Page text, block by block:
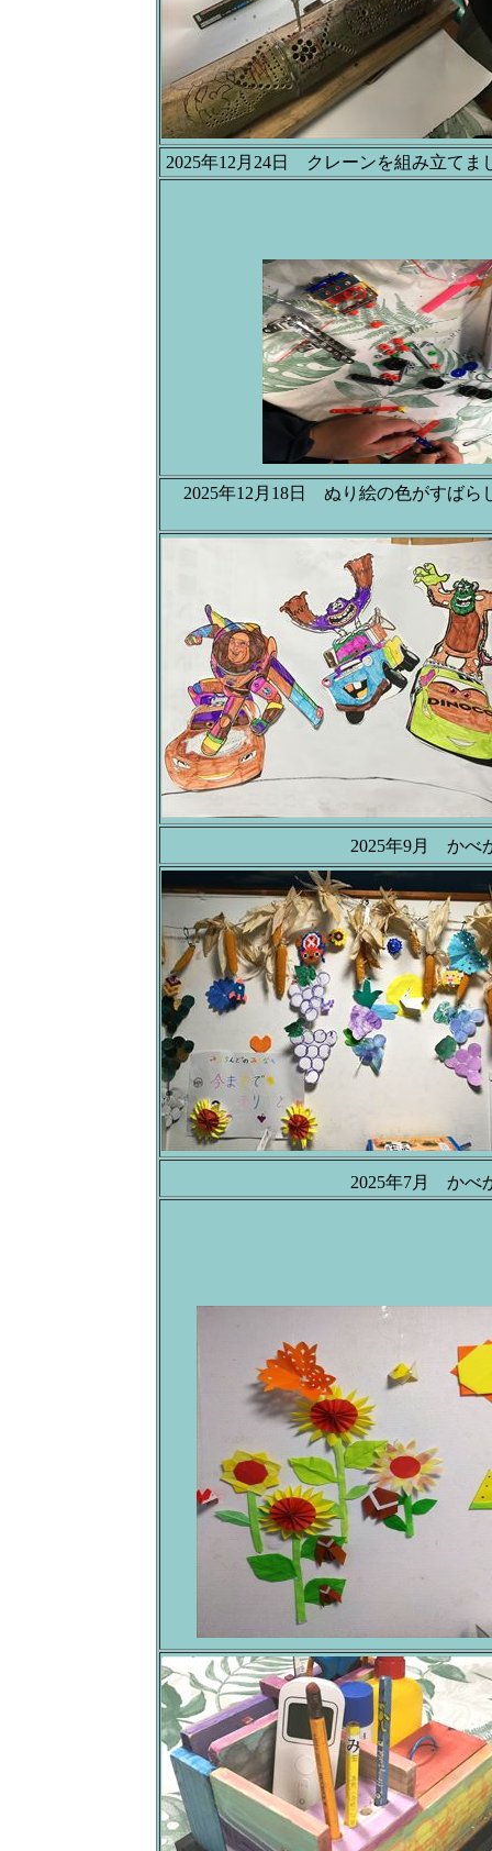
2025年12月24日 クレーンを組み立てま
2025年12月18日 ぬり絵の色がすばら
2025年9月 かべ
2025年7月 かべ